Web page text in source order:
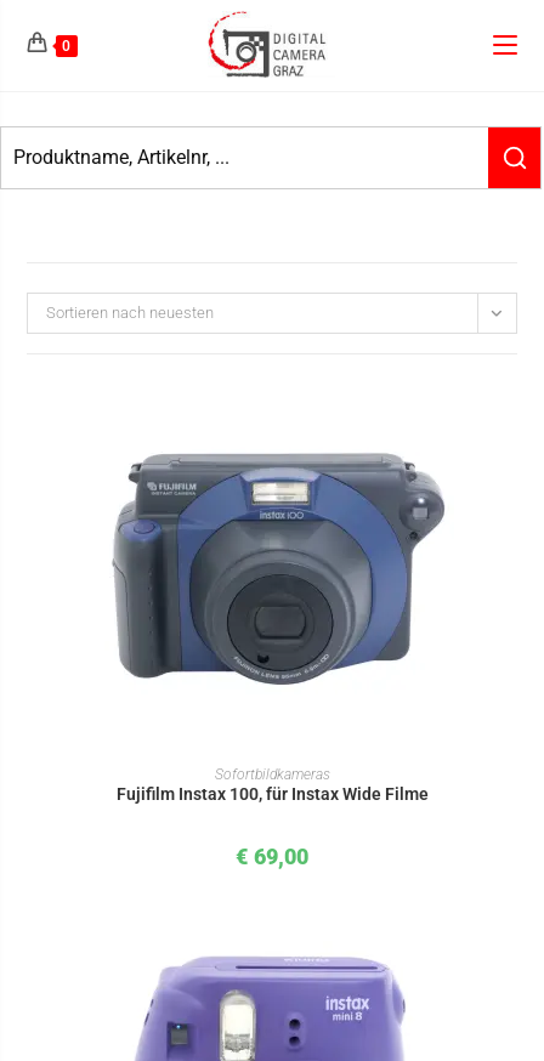
0
Sortieren nach neuesten
IN DEN WARENKORB
Sofortbildkameras
Fujifilm Instax 100, für Instax Wide Filme
€ 69,00